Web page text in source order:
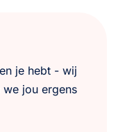
je hebt - wij
we jou ergens